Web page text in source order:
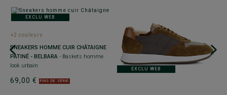
EXCLU WEB
+2 couleurs
SNEAKERS HOMME CUIR CHÂTAIGNE
PATINÉ - BELBARA - Baskets homme
look urbain
69,00 € FINS DE SÉRIE
EXCLU WEB